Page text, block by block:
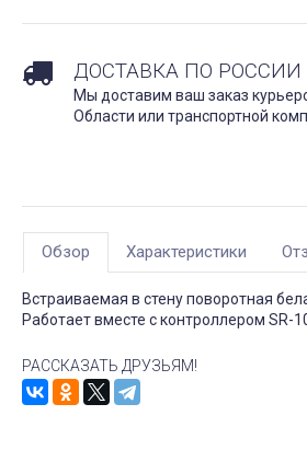
ДОСТАВКА ПО РОССИИ
Мы доставим ваш заказ
Области или транспортной
Обзор Характеристики
Встраиваемая в стену поворотная
Работает вместе с контроллером SR-
РАССКАЗАТЬ ДРУЗЬЯМ!